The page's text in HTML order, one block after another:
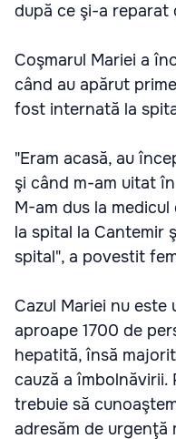
după ce şi-a reparat
Coşmarul Mariei a
când au apărut
fost internată la
"Eram acasă, au
şi când m-am uitat
M-am dus la
la spital la Cantemir
spital", a povestit
Cazul Mariei nu este
aproape 1700 de
hepatită, însă
cauză a îmbolnăvirii.
trebuie să
adresăm de urgenţă